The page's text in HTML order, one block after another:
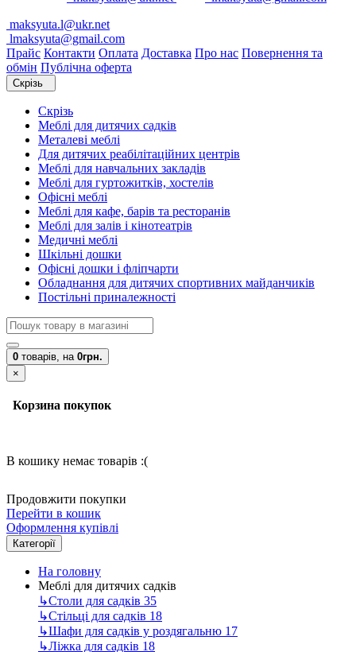
maksyuta.l@ukr.net
lmaksyuta@gmail.com
Прайс Контакти Оплата Доставка Про нас Повернення та
обмін Публічна оферта
Скрізь
Скрізь
Меблі для дитячих садків
Металеві меблі
Для дитячих реабілітаційних центрів
Меблі для навчальних закладів
Меблі для гуртожитків, хостелів
Офісні меблі
Меблі для кафе, барів та ресторанів
Меблі для залів і кінотеатрів
Медичні меблі
Шкільні дошки
Офісні дошки і фліпчарти
Обладнання для дитячих спортивних майданчиків
Постільні приналежності
0 товарів, на 0грн.
×
Корзина покупок
В кошику немає товарів :(
Продовжити покупки
Перейти в кошик
Оформлення купівлі
Категорії
На головну
Меблі для дитячих садків
↳Столи для садків 35
↳Стільці для садків 18
↳Шафи для садків у роздягальню 17
↳Ліжка для садків 18